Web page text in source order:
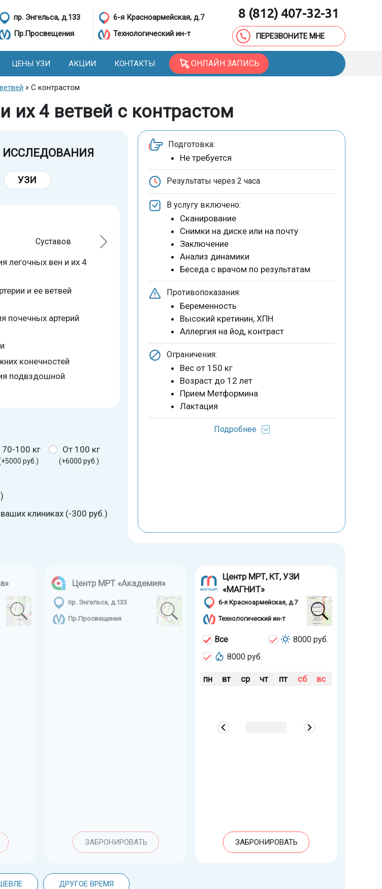
пр. Энгельса, д.133
Пр.Просвещения
6-я Красноармейская, д.7
Технологический ин-т
8 (812) 407-32-31
ПЕРЕЗВОНИТЕ МНЕ
ЦЕНЫ УЗИ АКЦИИ КОНТАКТЫ ОНЛАЙН ЗАПИСЬ
С контрастом
их 4 ветвей с контрастом
УЗИ
Суставов
легочных вен и их 4
и ее ветвей
почечных артерий
конечностей
подвздошной
70-100 кг
руб.)
От 100 кг
(+6000 руб.)
клиниках (-300 руб.)
Подготовка:
Не требуется
Результаты через 2 часа
В услугу включено:
Сканирование
Снимки на диске или на почту
Заключение
Анализ динамики
Беседа с врачом по результатам
Противопоказания:
Беременность
Высокий кретинин, ХПН
Аллергия на йод, контраст
Ограничения:
Вес от 150 кг
Возраст до 12 лет
Прием Метформина
Лактация
Подробнее
Центр МРТ «Академия»
пр. Энгельса, д.133
Пр.Просвещения
ЗАБРОНИРОВАТЬ
Центр МРТ, КТ, УЗИ
«МАГНИТ»
6-я Красноармейская, д.7
Технологический ин-т
Все
8000 руб.
8000 руб.
пн вт ср чт пт сб вс
ЗАБРОНИРОВАТЬ
ДРУГОЕ ВРЕМЯ